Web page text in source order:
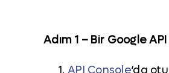
Adım 1 – Bir Google